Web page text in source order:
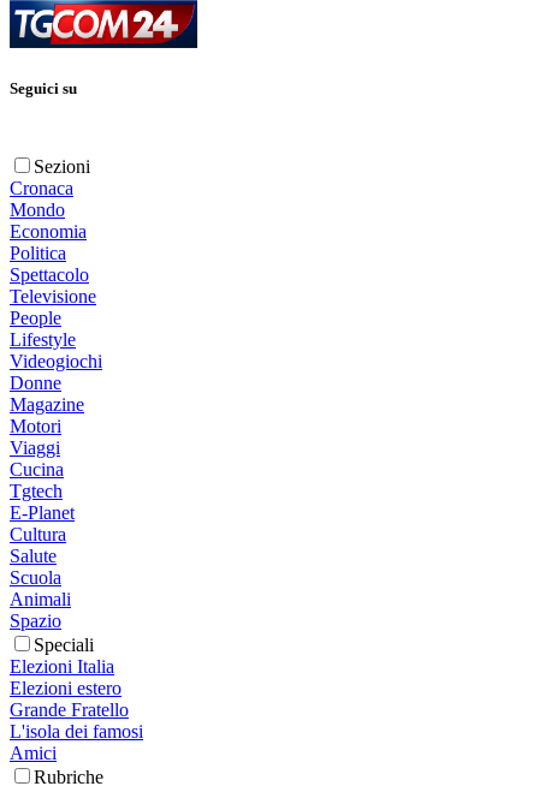
Seguici su
Sezioni
Cronaca
Mondo
Economia
Politica
Spettacolo
Televisione
People
Lifestyle
Videogiochi
Donne
Magazine
Motori
Viaggi
Cucina
Tgtech
E-Planet
Cultura
Salute
Scuola
Animali
Spazio
Speciali
Elezioni Italia
Elezioni estero
Grande Fratello
L'isola dei famosi
Amici
Rubriche